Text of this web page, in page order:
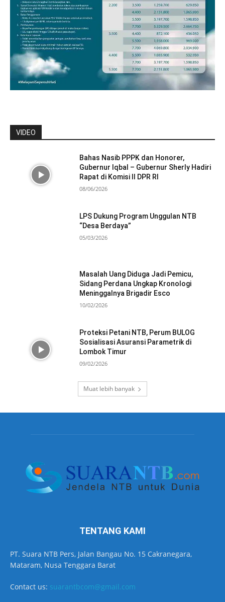
VIDEO
Bahas Nasib PPPK dan Honorer,
Gubernur Iqbal – Gubernur Sherly Hadiri
Rapat di Komisi II DPR RI
08/06/2026
LPS Dukung Program Unggulan NTB
“Desa Berdaya”
05/03/2026
Masalah Uang Diduga Jadi Pemicu,
Sidang Perdana Ungkap Kronologi
Meninggalnya Brigadir Esco
10/02/2026
Proteksi Petani NTB, Perum BULOG
Sosialisasi Asuransi Parametrik di
Lombok Timur
09/02/2026
Muat lebih banyak
TENTANG KAMI
PT. Suara NTB Pers, Jalan Bangau No. 15 Cakranegara,
Mataram, Nusa Tenggara Barat
Contact us: suarantbcom@gmail.com